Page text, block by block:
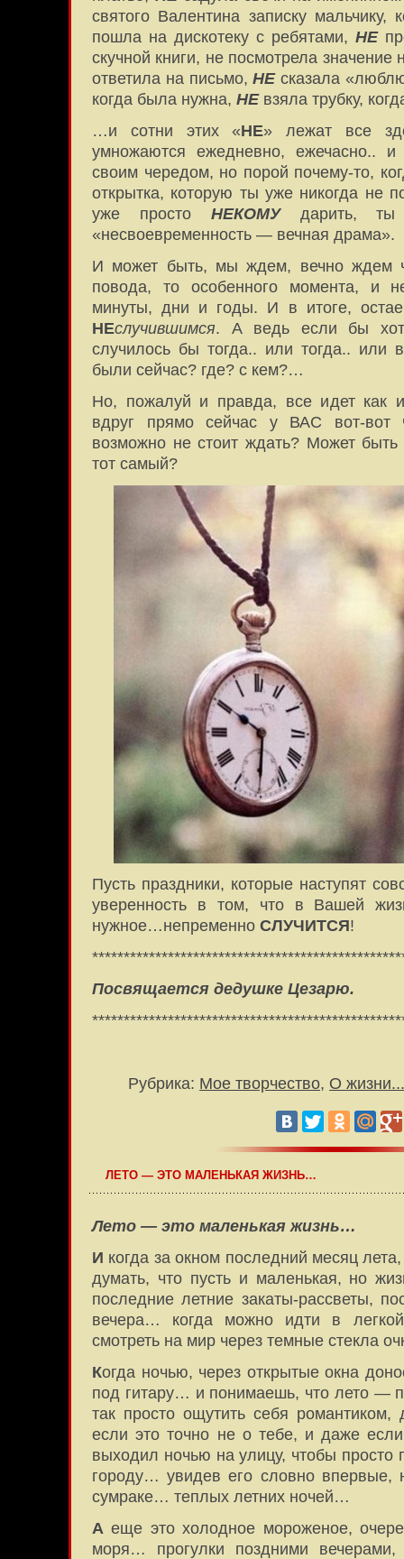
святого Валентина записку
пошла на дискотеку с ребятами, НЕ
скучной книги, не посмотрела
ответила на письмо,НЕсказала
когда была нужна, НЕвзяла трубку,
…и сотни этих «НЕ» лежат все
умножаются ежедневно, ежечасно..
своим чередом, но порой почему-то,
открытка, которую ты уже никогда не
уже просто НЕКОМУдарить, ты
«несвоевременность — вечная драма».
И может быть, мы ждем, вечно ждем
повода, то особенного момента, и
минуты, дни и годы. И в итоге,
НЕслучившимся. А ведь если бы
случилось бы тогда.. или тогда..
были сейчас? где? с кем?…
Но, пожалуй и правда, все идет как
вдруг прямо сейчас у ВАС вот-вот
возможно не стоит ждать? Может
тот самый?
Пусть праздники, которые наступят
уверенность в том, что в Вашей
нужное…непременно СЛУЧИТСЯ!
Посвящается дедушке Цезарю.
Рубрика: Мое творчество, О жизни...
ЛЕТО — ЭТО МАЛЕНЬКАЯ ЖИЗНЬ…
Лето — это маленькая жизнь…
И когда за окном последний месяц
думать, что пусть и маленькая, но
последние летние закаты-рассветы,
вечера… когда можно идти в
смотреть на мир через темные стекла
Когда ночью, через открытые окна
под гитару… и понимаешь, что лето —
так просто ощутить себя
если это точно не о тебе, и даже
выходил ночью на улицу, чтобы
городу… увидев его словно
сумраке… теплых летних ночей…
А еще это холодное мороженое,
моря… прогулки поздними